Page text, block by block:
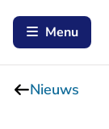
Menu
Nieuws